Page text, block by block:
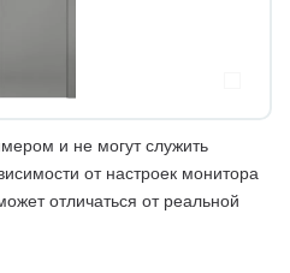
и не могут служить
от настроек монитора
отличаться от реальной